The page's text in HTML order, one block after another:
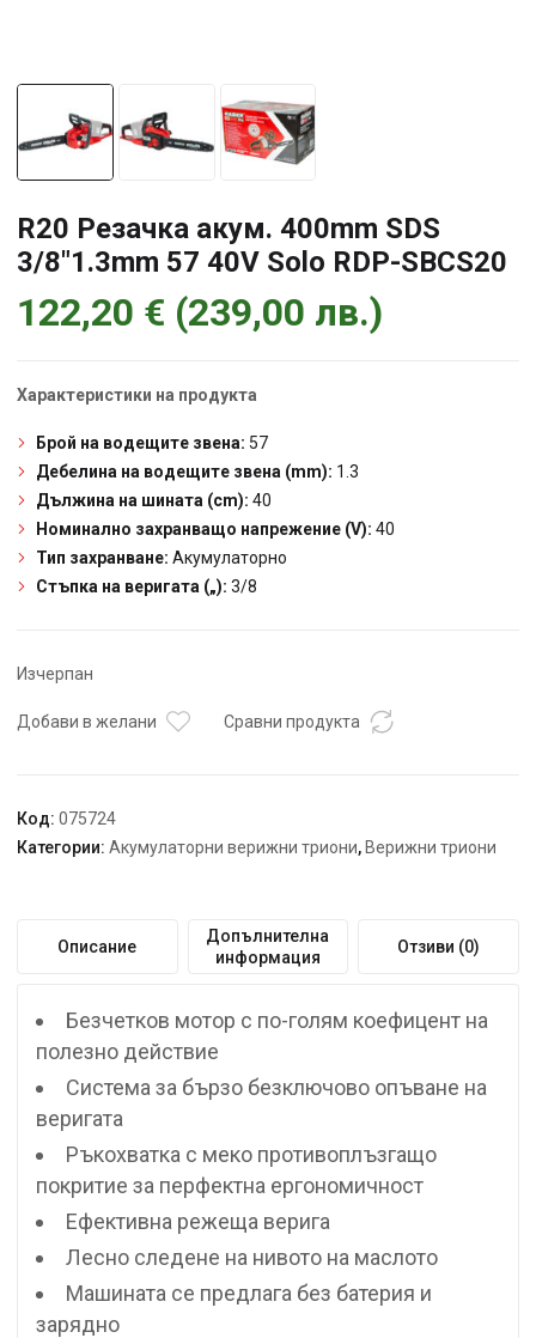
R20 Резачка акум. 400mm SDS
3/8″1.3mm 57 40V Solo RDP-SBCS20
122,20 € (239,00 лв.)
Характеристики на продукта
Брой на водещите звена: 57
Дебелина на водещите звена (mm): 1.3
Дължина на шината (cm): 40
Номинално захранващо напрежение (V): 40
Тип захранване: Акумулаторно
Стъпка на веригата („): 3/8
Изчерпан
Добави в желани Сравни продукта
Код: 075724
Категории: Акумулаторни верижни триони, Верижни триони
Описание
Допълнителна
информация
Отзиви (0)
Безчетков мотор с по-голям коефицент на
полезно действие
Система за бързо безключово опъване на
веригата
Ръкохватка с меко противоплъзгащо
покритие за перфектна ергономичност
Ефективна режеща верига
Лесно следене на нивото на маслото
Машината се предлага без батерия и
зарядно